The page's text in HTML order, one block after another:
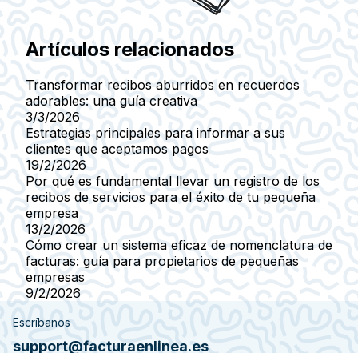
Artículos relacionados
Transformar recibos aburridos en recuerdos
adorables: una guía creativa
3/3/2026
Estrategias principales para informar a sus
clientes que aceptamos pagos
19/2/2026
Por qué es fundamental llevar un registro de los
recibos de servicios para el éxito de tu pequeña
empresa
13/2/2026
Cómo crear un sistema eficaz de nomenclatura de
facturas: guía para propietarios de pequeñas
empresas
9/2/2026
Escríbanos
support@facturaenlinea.es